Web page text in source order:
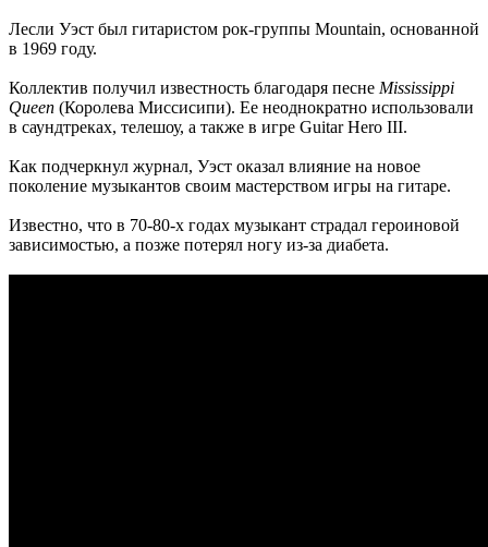
Лесли Уэст был гитаристом рок-группы Mountain, основанной
в 1969 году.
Коллектив получил известность благодаря песне Mississippi
Queen (Королева Миссисипи). Ее неоднократно использовали
в саундтреках, телешоу, а также в игре Guitar Hero III.
Как подчеркнул журнал, Уэст оказал влияние на новое
поколение музыкантов своим мастерством игры на гитаре.
Известно, что в 70-80-х годах музыкант страдал героиновой
зависимостью, а позже потерял ногу из-за диабета.